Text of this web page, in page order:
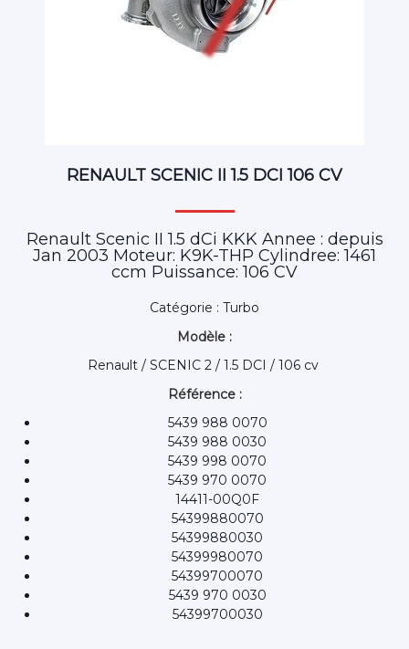
RENAULT SCENIC II 1.5 DCI 106 CV
Renault Scenic II 1.5 dCi KKK Annee : depuis
Jan 2003 Moteur: K9K-THP Cylindree: 1461
ccm Puissance: 106 CV
Catégorie : Turbo
Modèle :
Renault / SCENIC 2 / 1.5 DCI / 106 cv
Référence :
5439 988 0070
5439 988 0030
5439 998 0070
5439 970 0070
14411-00Q0F
54399880070
54399880030
54399980070
54399700070
5439 970 0030
54399700030